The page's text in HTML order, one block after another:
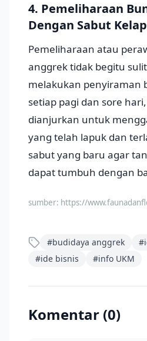
4. Pemeliharaan
Dengan Sabut
Pemeliharaan atau
anggrek tidak begitu
melakukan penyiraman
setiap pagi dan sore
dianjurkan untuk
yang telah lapuk dan
sabut yang baru agar
dapat tumbuh dengan
sumber: https://
#budidaya anggrek #
#ide bisnis #info UKM
Komentar (0)